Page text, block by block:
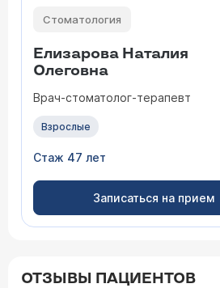
Стоматология
Елизарова Наталия
Олеговна
Врач-стоматолог-терапевт
Взрослые
Стаж 47 лет
Записаться на прием
ОТЗЫВЫ ПАЦИЕНТОВ